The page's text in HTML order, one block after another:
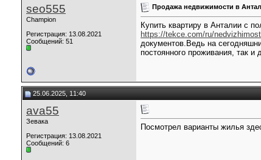
seo555
Champion
Регистрация: 13.08.2021
Сообщений: 51
Продажа недвижимости в
Купить квартиру в Анталии с
https://tekce.com/ru/
документов.Ведь на
постоянного проживания, так и
25.06.2025, 11:40
ava55
Зевака
Регистрация: 13.08.2021
Сообщений: 6
Посмотрел варианты жилья